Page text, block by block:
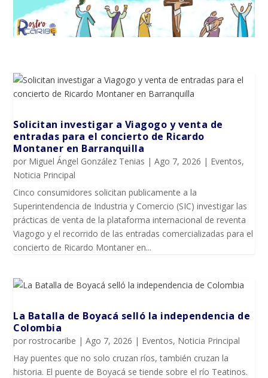
Solicitan investigar a Viagogo y venta de
entradas para el concierto de Ricardo
Montaner en Barranquilla
por Miguel Ángel González Tenias |Ago 7, 2026 | Eventos,
Noticia Principal
Cinco consumidores solicitan publicamente a la
Superintendencia de Industria y Comercio (SIC) investigar las
prácticas de venta de la plataforma internacional de reventa
Viagogo y el recorrido de las entradas comercializadas para el
concierto de Ricardo Montaner en...
La Batalla de Boyacá selló la independencia de
Colombia
porrostrocaribe |Ago 7, 2026 | Eventos, Noticia Principal
Hay puentes que no solo cruzan ríos, también cruzan la
historia. El puente de Boyacá se tiende sobre el río Teatinos.